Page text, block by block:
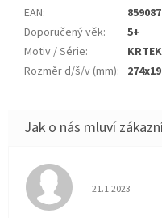
EAN:
Doporučený věk:
5+
Motiv / Série:
Rozměr d/š/v (mm):
Hodnocení
21.1.2023